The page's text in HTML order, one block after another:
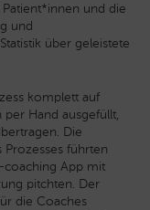
und die
und
über geleistete
komplett auf
Hand ausgefüllt,
Die
führten
coaching App mit
pitchten. Der
die Coaches